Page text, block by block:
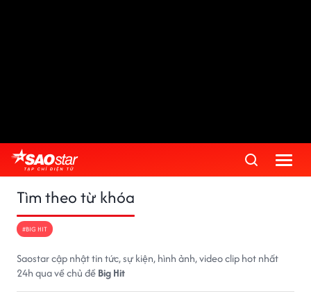
Tìm theo từ khóa
#BIG HIT
Saostar cập nhật tin tức, sự kiện, hình ảnh, video clip hot nhất
24h qua về chủ đềBig Hit